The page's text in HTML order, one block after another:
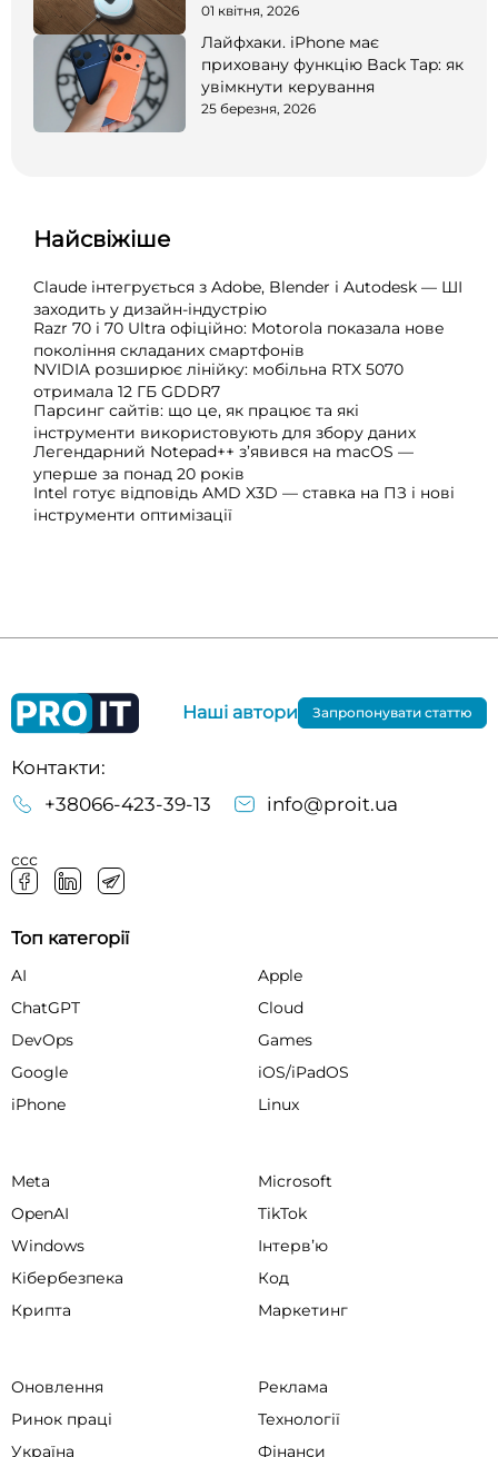
01 квітня, 2026
Лайфхаки. iPhone має
приховану функцію Back Tap: як
увімкнути керування
25 березня, 2026
Найсвіжіше
Claude інтегрується з Adobe, Blender і Autodesk — ШІ
заходить у дизайн-індустрію
Razr 70 і 70 Ultra офіційно: Motorola показала нове
покоління складаних смартфонів
NVIDIA розширює лінійку: мобільна RTX 5070
отримала 12 ГБ GDDR7
Парсинг сайтів: що це, як працює та які
інструменти використовують для збору даних
Легендарний Notepad++ з’явився на macOS —
уперше за понад 20 років
Intel готує відповідь AMD X3D — ставка на ПЗ і нові
інструменти оптимізації
Контакти:
+38066-423-39-13
info@proit.ua
ссс
Наші автори Запропонувати статтю
Топ категорії
AI
Apple
ChatGPT
Cloud
DevOps
Games
Google
iOS/iPadOS
iPhone
Linux
Meta
Microsoft
OpenAI
TikTok
Windows
Інтервʼю
Кібербезпека
Код
Крипта
Маркетинг
Оновлення
Реклама
Ринок праці
Технології
Україна
Фінанси